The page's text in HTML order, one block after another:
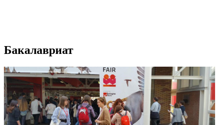
Бакалавриат